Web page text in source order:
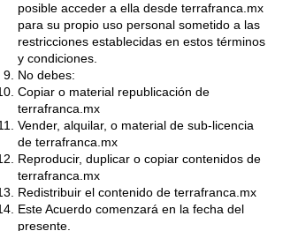
posible acceder a ella desde terrafranca.mx
para su propio uso personal sometido a las
restricciones establecidas en estos términos
y condiciones.
No debes:
Copiar o material republicación de
terrafranca.mx
Vender, alquilar, o material de sub-licencia
de terrafranca.mx
Reproducir, duplicar o copiar contenidos de
terrafranca.mx
Redistribuir el contenido de terrafranca.mx
Este Acuerdo comenzará en la fecha del
presente.